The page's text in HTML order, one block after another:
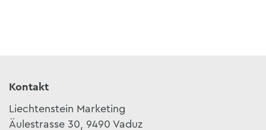
Kontakt
Liechtenstein Marketing
Äulestrasse 30, 9490 Vaduz